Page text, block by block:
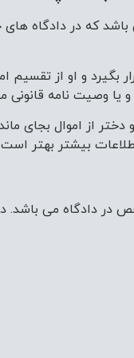
که در دادگاه
بگیرد و او از
وصیت نامه قانونی
از اموال بجای
بیشتر بهتر است
می باشد. در